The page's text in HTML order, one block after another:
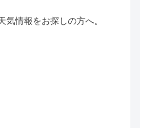
情報をお探しの方へ。